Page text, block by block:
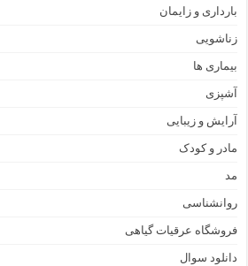
بارداری و زایمان
زناشویی
بیماری ها
آشپزی
آرایش و زیبایی
مادر و کودک
مد
روانشناسی
فروشگاه عرقیات گیاهی
دانلود سوال